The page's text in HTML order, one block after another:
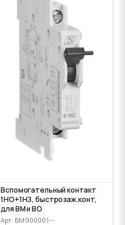
Вспомогательный контакт
1НО+1НЗ, быстрозаж.конт,
для ВМ и ВО
Арт: BM900001--